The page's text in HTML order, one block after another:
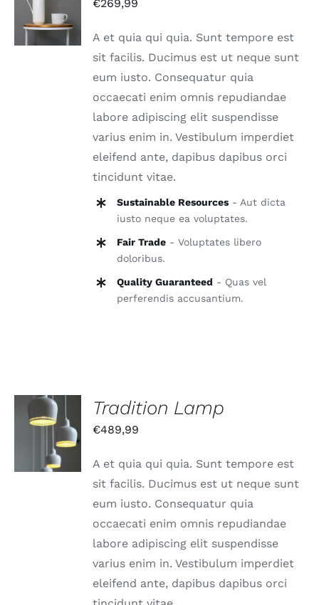
WARENKORB
DETAILS
€269,99
A et quia qui quia. Sunt tempore est
sit facilis. Ducimus est ut neque sunt
eum iusto. Consequatur quia
occaecati enim omnis repudiandae
labore adipiscing elit suspendisse
varius enim in. Vestibulum imperdiet
eleifend ante, dapibus dapibus orci
tincidunt vitae.
Sustainable Resources- Aut dicta
iusto neque ea voluptates.
Fair Trade- Voluptates libero
doloribus.
Quality Guaranteed - Quas vel
perferendis accusantium.
IN DEN
WARENKORB
DETAILS
Tradition Lamp
€489,99
A et quia qui quia. Sunt tempore est
sit facilis. Ducimus est ut neque sunt
eum iusto. Consequatur quia
occaecati enim omnis repudiandae
labore adipiscing elit suspendisse
varius enim in. Vestibulum imperdiet
eleifend ante, dapibus dapibus orci